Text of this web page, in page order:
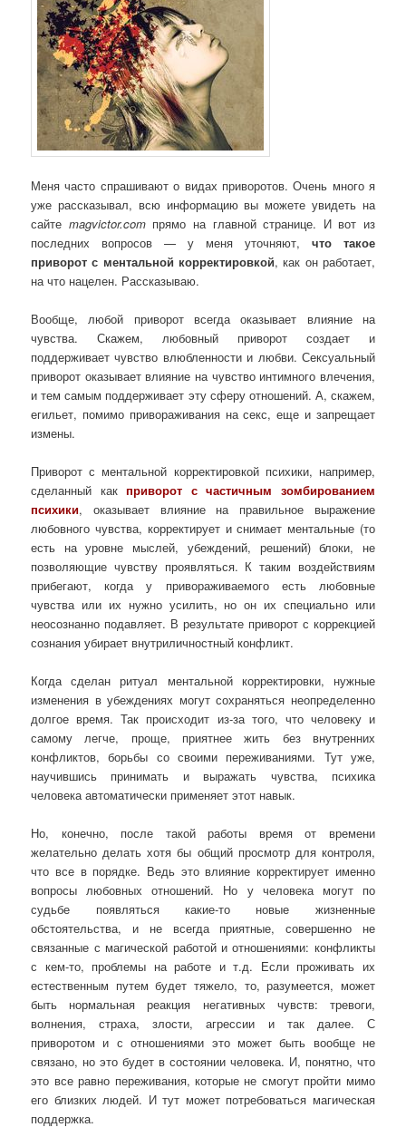
Меня часто спрашивают о видах приворотов. Очень много я
уже рассказывал, всю информацию вы можете увидеть на
сайте magvictor.comпрямо на главной странице. И вот из
последних вопросов — у меня уточняют, что такое
приворот с ментальной корректировкой, как он работает,
на что нацелен. Рассказываю.
Вообще, любой приворот всегда оказывает влияние на
чувства. Скажем, любовный приворот создает и
поддерживает чувство влюбленности и любви. Сексуальный
приворот оказывает влияние на чувство интимного влечения,
и тем самым поддерживает эту сферу отношений. А, скажем,
егильет, помимо привораживания на секс, еще и запрещает
измены.
Приворот с ментальной корректировкой психики, например,
сделанный какприворот с частичным зомбированием
психики, оказывает влияние на правильное выражение
любовного чувства, корректирует и снимает ментальные (то
есть на уровне мыслей, убеждений, решений) блоки, не
позволяющие чувству проявляться. К таким воздействиям
прибегают, когда у привораживаемого есть любовные
чувства или их нужно усилить, но он их специально или
неосознанно подавляет. В результате приворот с коррекцией
сознания убирает внутриличностный конфликт.
Когда сделан ритуал ментальной корректировки, нужные
изменения в убеждениях могут сохраняться неопределенно
долгое время. Так происходит из-за того, что человеку и
самому легче, проще, приятнее жить без внутренних
конфликтов, борьбы со своими переживаниями. Тут уже,
научившись принимать и выражать чувства, психика
человека автоматически применяет этот навык.
Но, конечно, после такой работы время от времени
желательно делать хотя бы общий просмотр для контроля,
что все в порядке. Ведь это влияние корректирует именно
вопросы любовных отношений. Но у человека могут по
судьбе появляться какие-то новые жизненные
обстоятельства, и не всегда приятные, совершенно не
связанные с магической работой и отношениями: конфликты
с кем-то, проблемы на работе и т.д. Если проживать их
естественным путем будет тяжело, то, разумеется, может
быть нормальная реакция негативных чувств: тревоги,
волнения, страха, злости, агрессии и так далее. С
приворотом и с отношениями это может быть вообще не
связано, но это будет в состоянии человека. И, понятно, что
это все равно переживания, которые не смогут пройти мимо
его близких людей. И тут может потребоваться магическая
поддержка.